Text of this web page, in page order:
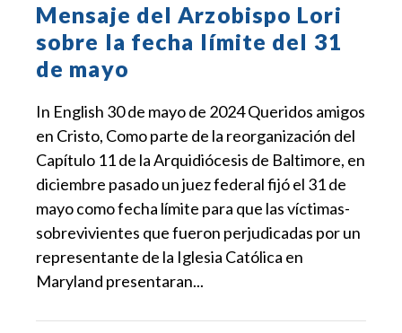
Mensaje del Arzobispo Lori
sobre la fecha límite del 31
de mayo
In English 30 de mayo de 2024 Queridos amigos
en Cristo, Como parte de la reorganización del
Capítulo 11 de la Arquidiócesis de Baltimore, en
diciembre pasado un juez federal fijó el 31 de
mayo como fecha límite para que las víctimas-
sobrevivientes que fueron perjudicadas por un
representante de la Iglesia Católica en
Maryland presentaran...